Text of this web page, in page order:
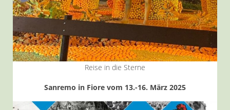
Reise in die Sterne
Sanremo in Fiore vom 13.-16. März 2025